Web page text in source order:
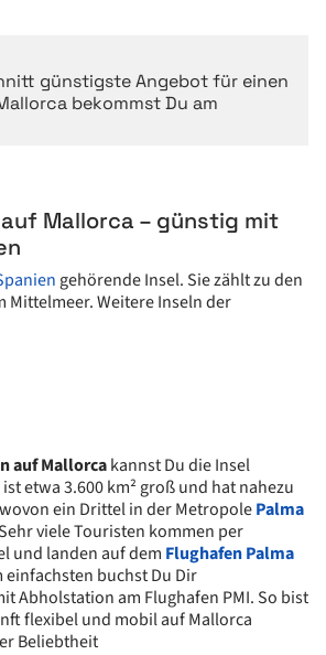
günstigste Angebot für einen
bekommst Du am
Mallorca – günstig mit
gehörende Insel. Sie zählt zu den
Mittelmeer. Weitere Inseln der
auf Mallorcakannst Du die Insel
etwa 3.600 km² groß und hat nahezu
ein Drittel in der MetropolePalma
viele Touristen kommen per
und landen auf dem Flughafen Palma
einfachsten buchst Du Dir
Abholstation am Flughafen PMI. So bist
flexibel und mobil auf Mallorca
Beliebtheit